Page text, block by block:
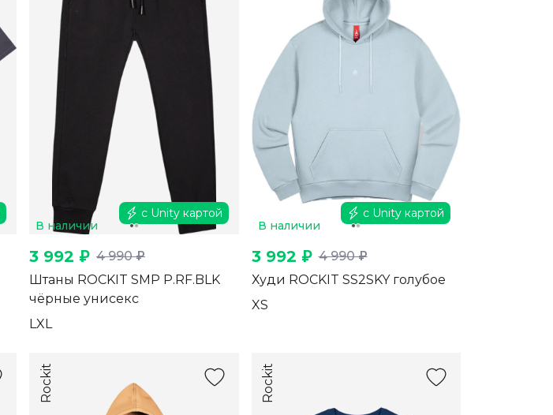
В наличии
с Unity картой
3 992 ₽ 4 990 ₽
Штаны ROCKIT SMP P.RF.BLK
чёрные унисекс
LXL
В наличии
с Unity картой
3 992 ₽ 4 990 ₽
Худи ROCKIT SS2SKY голубое
XS
Rockit Rockit